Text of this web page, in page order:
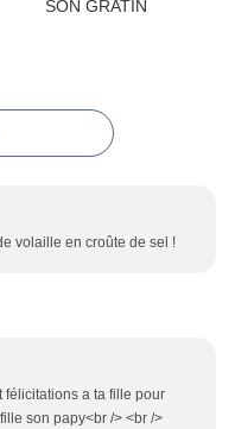
volaille en croûte de sel !
a ta fille pour
son papy<br /> <br />